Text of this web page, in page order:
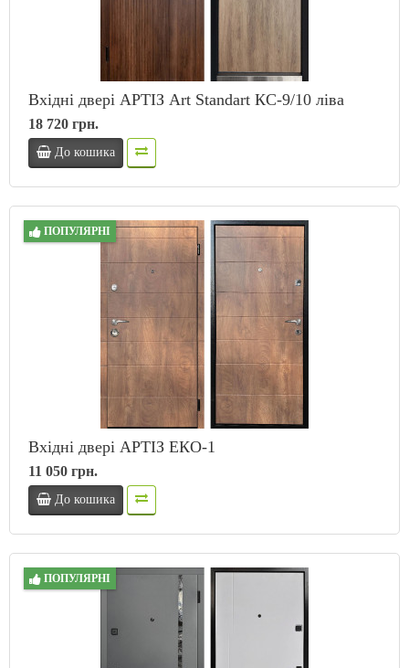
Вхідні двері АРТІЗ Art Standart КС-9/10 ліва
18 720 грн.
До кошика
ПОПУЛЯРНІ
Вхідні двері АРТІЗ ЕКО-1
11 050 грн.
До кошика
ПОПУЛЯРНІ